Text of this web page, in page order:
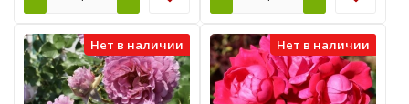
Нет в наличии Нет в наличии